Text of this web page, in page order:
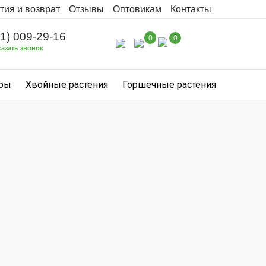
и возврат Отзывы Оптовикам Контакты
009-29-16
звонок
0 0
Хвойные растения Горшечные растения